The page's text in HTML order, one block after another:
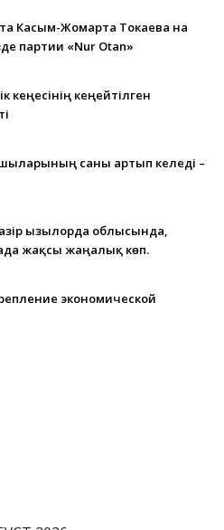
Касым-Жомарта Токаева на
партии «Nur Otan»
кеңесінің кеңейтілген
саны артып келеді –
Қызылорда облысында,
жақсы жаңалық көп.
экономической